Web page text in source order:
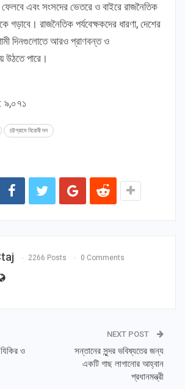
এবং সংসদের ভেতরে ও বাইরে রাজনৈতিক
গড়াবে। রাজনৈতিক পর্যবেক্ষকদের ধারণা, দেশের
দিনগুলোতে আরও প্রাণবন্ত ও
উঠতে পারে।
৯,০৭১
চট্টগ্রামে বিরোধী দল
2266 Posts 0 Comments
ও
NEXT POST
সন্তানের সুন্দর ভবিষ্যতের জন্য
একটি গাছ লাগানোর আহ্বান
প্রধানমন্ত্রী